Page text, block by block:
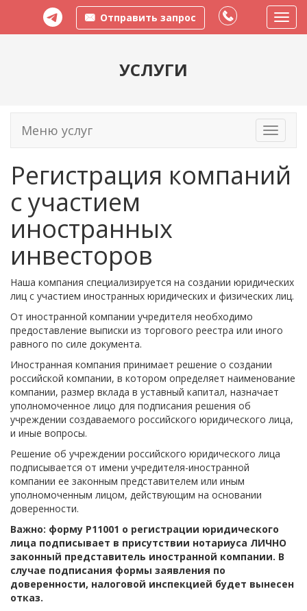
Отправить запрос
меню
УСЛУГИ
Toggle
Меню услуг
Регистрация компаний
с участием
иностранных
инвесторов
Наша компания специализируется на создании юридических
лиц с участием иностранных юридических и физических лиц.
От иностранной компании учредителя необходимо
предоставление выписки из торгового реестра или иного
равного по силе документа.
Иностранная компания принимает решение о создании
российской компании, в котором определяет наименование
компании, размер вклада в уставный капитал, назначает
уполномоченное лицо для подписания решения об
учреждении создаваемого российского юридического лица,
и иные вопросы.
Решение об учреждении российского юридического лица
подписывается от имени учредителя-иностранной
компании ее законным представителем или иным
уполномоченным лицом, действующим на основании
доверенности.
Важно: форму Р11001 о регистрации юридического
лица подписывает в присутствии нотариуса ЛИЧНО
законный представитель иностранной компании. В
случае подписания формы заявления по
доверенности, налоговой инспекцией будет вынесен
отказ.